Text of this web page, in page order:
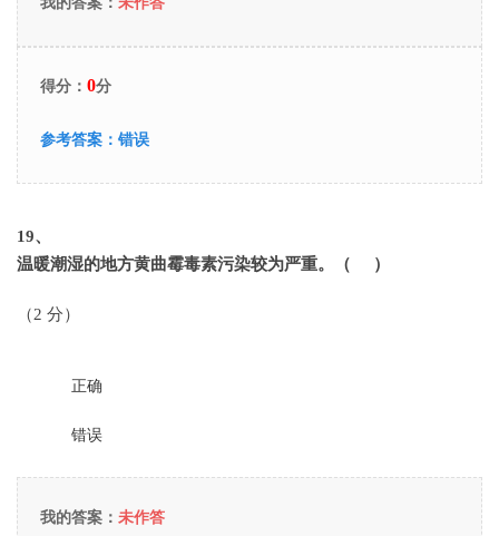
得分： 0分
参考答案： 错误
19、
温暖潮湿的地方黄曲霉毒素污染较为严重。（ ）
（2 分）
正确
错误
我的答案： 未作答